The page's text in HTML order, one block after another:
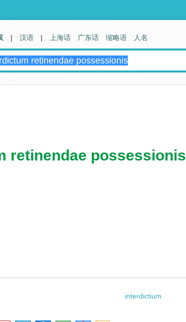
retinendae possessionis
的相关资料：
interdictium
| 汉语 | 上海话 广东话 缩略语 人名